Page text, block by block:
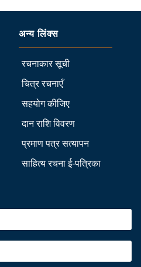
अन्य लिंक्स
रचनाकार सूची
चित्र रचनाएँ
सहयोग कीजिए
दान राशि विवरण
प्रमाण पत्र सत्यापन
साहित्य रचना ई-पत्रिका